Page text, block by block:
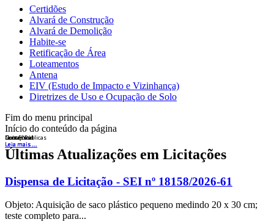
Certidões
Alvará de Construção
Alvará de Demolição
Habite-se
Retificação de Área
Loteamentos
Antena
EIV (Estudo de Impacto e Vizinhança)
Diretrizes de Uso e Ocupação de Solo
Fim do menu principal
Início do conteúdo da página
Licitações
Leia mais ...
Nota Fiscal
Leia mais ...
Concursos
Leia mais ...
Contas Públicas
Leia mais ...
Últimas Atualizações em Licitações
Dispensa de Licitação - SEI nº 18158/2026-61
Objeto: Aquisição de saco plástico pequeno medindo 20 x 30 cm;
teste completo para...